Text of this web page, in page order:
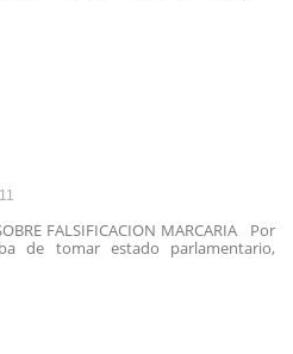
FALSIFICACION MARCARIA Por
de tomar estado parlamentario,